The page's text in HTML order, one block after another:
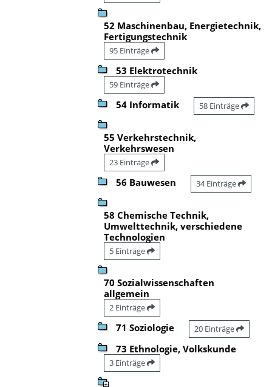
52 Maschinenbau, Energietechnik,
Fertigungstechnik
95 Einträge
53 Elektrotechnik
59 Einträge
54 Informatik 58 Einträge
55 Verkehrstechnik,
Verkehrswesen
23 Einträge
56 Bauwesen 34 Einträge
58 Chemische Technik,
Umwelttechnik, verschiedene
Technologien
5 Einträge
70 Sozialwissenschaften
allgemein
2 Einträge
71 Soziologie 20 Einträge
73 Ethnologie, Volkskunde
3 Einträge